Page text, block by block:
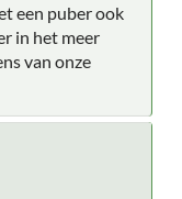
een puber ook
in het meer
van onze